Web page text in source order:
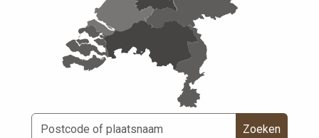
Zoeken